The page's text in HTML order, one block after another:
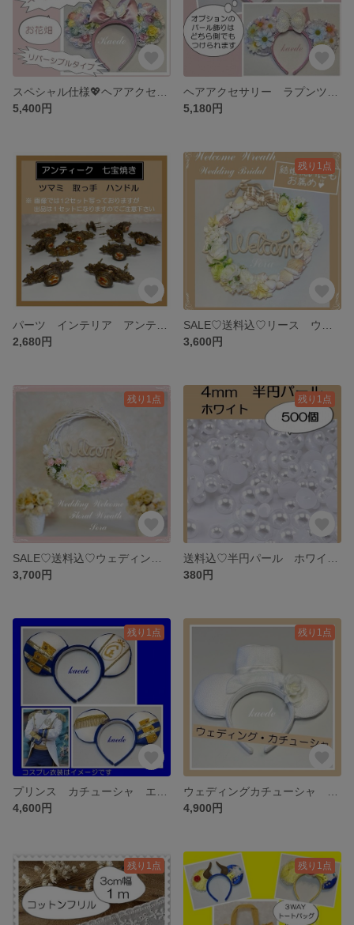
5,400円
5,180円
2,680円
残り1点
3,600円
残り1点
3,700円
残り1点
380円
残り1点
4,600円
残り1点
4,900円
残り1点 残り1点